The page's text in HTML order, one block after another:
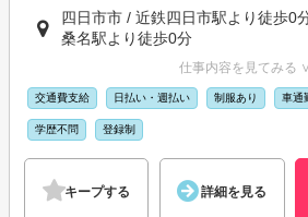
四日市市 / 近鉄四日市駅より徒歩0
桑名駅より徒歩0分
仕事内容を見てみる ∨
交通費支給 日払い・週払い 制服あり 車通
学歴不問 登録制
キープする 詳細を見る